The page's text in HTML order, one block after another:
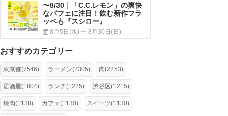
〜8/30｜「C.C.レモン」の爽快
なパフェに注目！飲む新作フラ
ッペも『スシロー』
8月5日(水) 〜 8月30日(日)
おすすめカテゴリー
東京都(7546) ラーメン(2305) 肉(2253)
居酒屋(1804) ランチ(1225) 渋谷区(1215)
焼肉(1138) カフェ(1130) スイーツ(1130)